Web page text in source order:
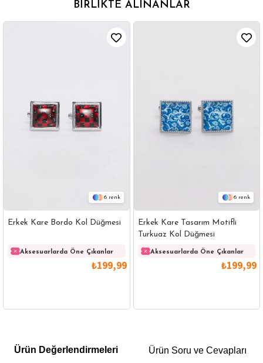
BIRLIKTE ALINANLAR
6
Erkek Kare Bordo Kol Düğmesi
Aksesuarlarda Öne Çıkanlar
₺199,99
6
Erkek Kare Tasarım Motifli
Turkuaz Kol Düğmesi
Aksesuarlarda Öne Çıkanlar
₺199,99
POLO YAKA T-SHIRT KEMER BOXER
Ürün Değerlendirmeleri Ürün Soru ve Cevapları